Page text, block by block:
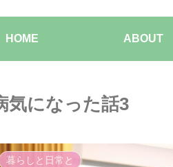
HOME ABOUT
気になった話3
暮らしと日常と